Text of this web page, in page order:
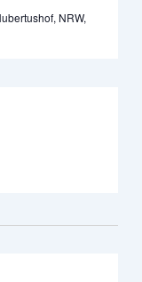
NRW,